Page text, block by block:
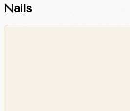
Nails